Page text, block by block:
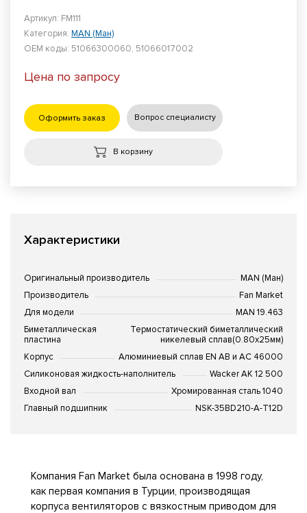
Артикул: FM111
Категория: MAN (Ман)
ОЕМ коды: 51066300060, 51066017002
Цена по запросу
Оформить заказ Вопрос специалисту
В корзину
Характеристики
Оригинальный производитель
MAN (Ман)
Производитель
Fan Market
Для модели
MAN 19.463
Биметаллическая
пластина
Термостатический биметаллический
никелевый сплав(0.80x25мм)
Корпус
Алюминиевый сплав EN AB и AC 46000
Силиконовая жидкость-наполнитель
Wacker AK 12 500
Входной вал
Хромированная сталь 1040
Главный подшипник
NSK-35BD210-A-T12D
Компания Fan Market была основана в 1998 году,
как первая компания в Турции, производящая
корпуса вентиляторов с вязкостным приводом для